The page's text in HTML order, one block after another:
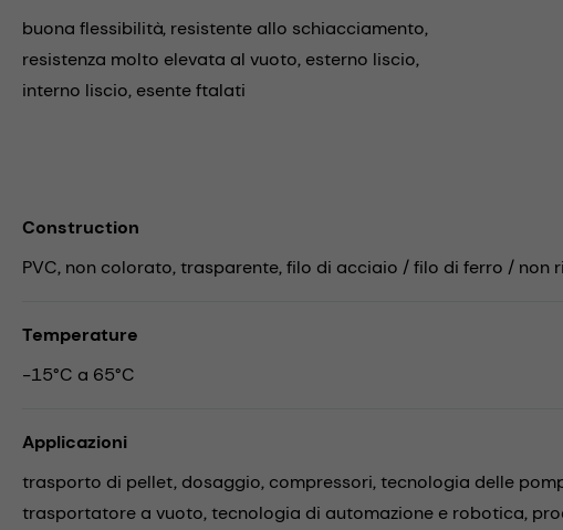
buona flessibilità, resistente allo schiacciamento,
resistenza molto elevata al vuoto, esterno liscio,
interno liscio, esente ftalati
Construction
PVC, non colorato, trasparente, filo di acciaio / filo di ferro / non
Temperature
-15°C a 65°C
Applicazioni
trasporto di pellet, dosaggio, compressori,tecnologia delle
trasportatore a vuoto,tecnologia di automazione e robotica,